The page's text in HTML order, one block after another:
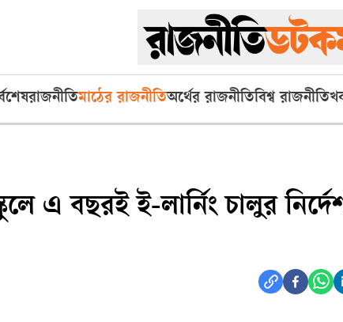
রাজনীতিমাঠের রাজনীতিঅর্থের রাজনীতিবিশ্ব রাজনীতি
এ বছরই ই-লার্নিং চালুর